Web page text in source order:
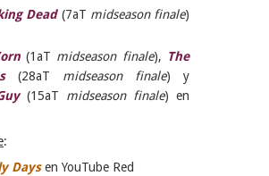
Dead(7aT midseason finale)
(1aT midseason finale), The
(28aT midseason finale) y
(15aT midseason finale) en
:
Daysen YouTube Red